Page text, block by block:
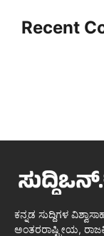
Recent
ಕನ್ನಡ ಸುದ್ದಿಗಳ
ಅಂತರರಾಷ್ಟ್ರೀಯ,